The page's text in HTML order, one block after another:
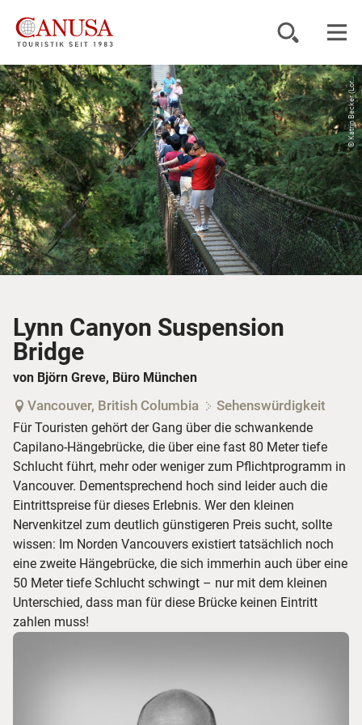
Reiseziele
Reisearten
Inspiration
Service
© Katrin Becker (Lor...
Lynn Canyon Suspension
Bridge
von Björn Greve, Büro München
Vancouver, British Columbia Sehenswürdigkeit
Für Touristen gehört der Gang über die schwankende
Capilano-Hängebrücke, die über eine fast 80 Meter tiefe
Schlucht führt, mehr oder weniger zum Pflichtprogramm in
Vancouver. Dementsprechend hoch sind leider auch die
Eintrittspreise für dieses Erlebnis. Wer den kleinen
Nervenkitzel zum deutlich günstigeren Preis sucht, sollte
wissen: Im Norden Vancouvers existiert tatsächlich noch
eine zweite Hängebrücke, die sich immerhin auch über eine
50 Meter tiefe Schlucht schwingt – nur mit dem kleinen
Unterschied, dass man für diese Brücke keinen Eintritt
zahlen muss!